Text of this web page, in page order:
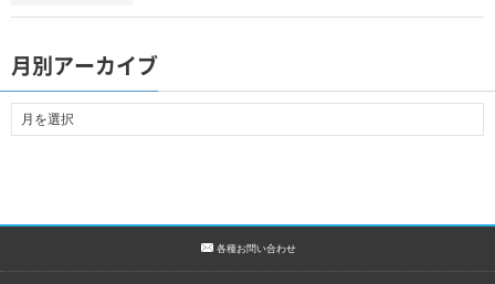
月別アーカイブ
各種お問い合わせ